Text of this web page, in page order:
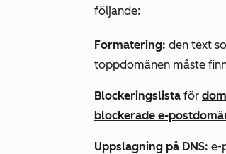
följande:
Formatering: den text
toppdomänen måste
Blockeringslista för
blockerade e-
Uppslagning på DNS: e-